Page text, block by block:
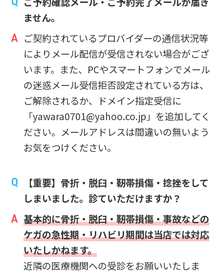
ません。
ご契約されているプロバイダーの通信状況等
によりメール配信が受信されない場合がござ
います。また、PCやスマートフォンでメール
の迷惑メール受信拒否設定されている方は、
ご解除されるか、ドメイン指定受信に
「yawara0701@yahoo.co.jp」を追加してく
ださい。メールアドレスは間違いの無いよう
お気をつけください。
【重要】骨折・脱臼・靭帯損傷・捻挫をして
しまいました。診ていただけますか？
基本的に骨折・脱臼・靭帯損傷・事故などの
ケガの急性期・リハビリ期間は当店では対応
いたしかねます。
近隣の医療機関への受診をお願いいたしま